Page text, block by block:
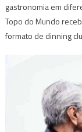
gastronomia em
Topo do Mundo
formato de dinning